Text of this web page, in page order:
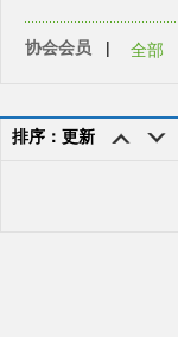
协会会员 | 全部
排序：更新